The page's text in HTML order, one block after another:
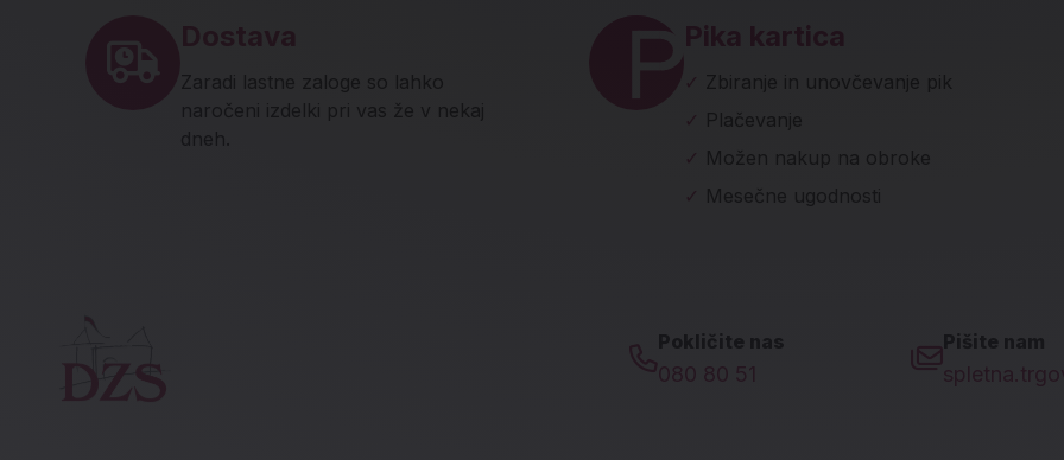
Dostava
Zaradi lastne zaloge so lahko
naročeni izdelki pri vas že v nekaj
dneh.
Pika kartica
✓
Zbiranje in unovčevanje pik
Plačevanje
✓
Možen nakup na obroke
Mesečne ugodnosti
Pokličite nas
080 80 51
Pišite nam